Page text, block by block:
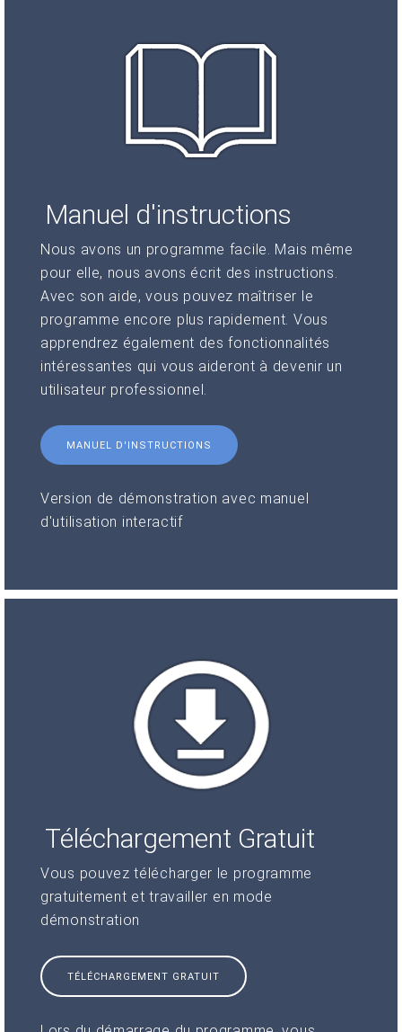
Manuel d'instructions
Nous avons un programme facile. Mais même
pour elle, nous avons écrit des instructions.
Avec son aide, vous pouvez maîtriser le
programme encore plus rapidement. Vous
apprendrez également des fonctionnalités
intéressantes qui vous aideront à devenir un
utilisateur professionnel.
MANUEL D'INSTRUCTIONS
Version de démonstration avec manuel
d'utilisation interactif
Téléchargement Gratuit
Vous pouvez télécharger le programme
gratuitement et travailler en mode
démonstration
TÉLÉCHARGEMENT GRATUIT